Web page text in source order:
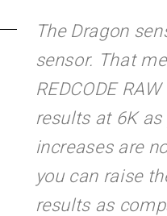
The Dragon
sensor. That
REDCODE
results at 6K
increases are
you can raise
results as